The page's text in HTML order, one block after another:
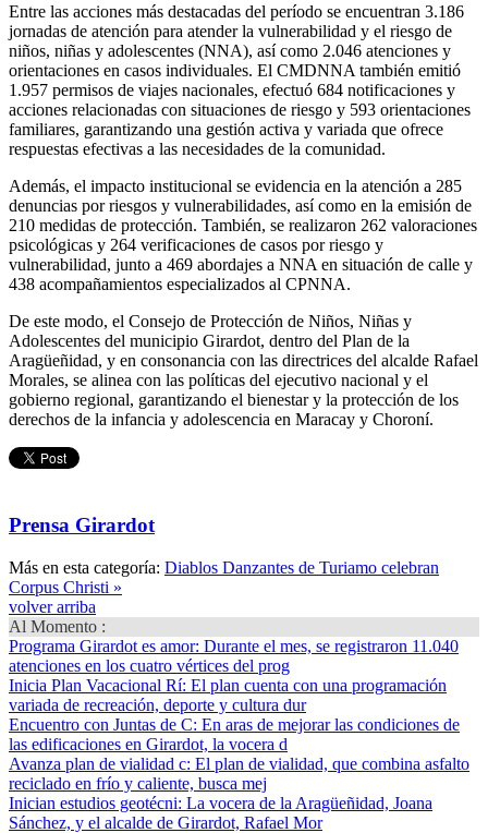
Entre las acciones más destacadas del período se encuentran 3.186
jornadas de atención para atender la vulnerabilidad y el riesgo de
niños, niñas y adolescentes (NNA), así como 2.046 atenciones y
orientaciones en casos individuales. El CMDNNA también emitió
1.957 permisos de viajes nacionales, efectuó 684 notificaciones y
acciones relacionadas con situaciones de riesgo y 593 orientaciones
familiares, garantizando una gestión activa y variada que ofrece
respuestas efectivas a las necesidades de la comunidad.
Además, el impacto institucional se evidencia en la atención a 285
denuncias por riesgos y vulnerabilidades, así como en la emisión de
210 medidas de protección. También, se realizaron 262 valoraciones
psicológicas y 264 verificaciones de casos por riesgo y
vulnerabilidad, junto a 469 abordajes a NNA en situación de calle y
438 acompañamientos especializados al CPNNA.
De este modo, el Consejo de Protección de Niños, Niñas y
Adolescentes del municipio Girardot, dentro del Plan de la
Aragüeñidad, y en consonancia con las directrices del alcalde Rafael
Morales, se alinea con las políticas del ejecutivo nacional y el
gobierno regional, garantizando el bienestar y la protección de los
derechos de la infancia y adolescencia en Maracay y Choroní.
Prensa Girardot
Más en esta categoría: Diablos Danzantes de Turiamo celebran
Corpus Christi »
volver arriba
Al Momento :
Programa Girardot es amor: Durante el mes, se registraron 11.040
atenciones en los cuatro vértices del prog
Inicia Plan Vacacional Rí: El plan cuenta con una programación
variada de recreación, deporte y cultura dur
Encuentro con Juntas de C: En aras de mejorar las condiciones de
las edificaciones en Girardot, la vocera d
Avanza plan de vialidad c: El plan de vialidad, que combina asfalto
reciclado en frío y caliente, busca mej
Inician estudios geotécni: La vocera de la Aragüeñidad, Joana
Sánchez, y el alcalde de Girardot, Rafael Mor